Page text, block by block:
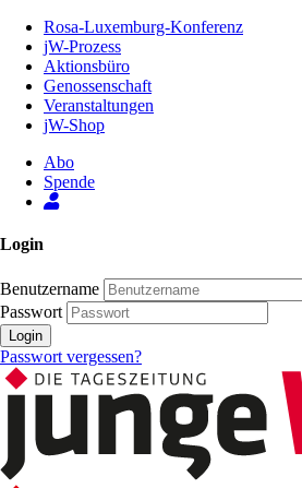
Inhalt
Seite
Rosa-Luxemburg-Konferenz
jW-Prozess
Aktionsbüro
Genossenschaft
Veranstaltungen
jW-Shop
Abo
Spende
Login
Benutzername
Passwort
Login
Passwort vergessen?